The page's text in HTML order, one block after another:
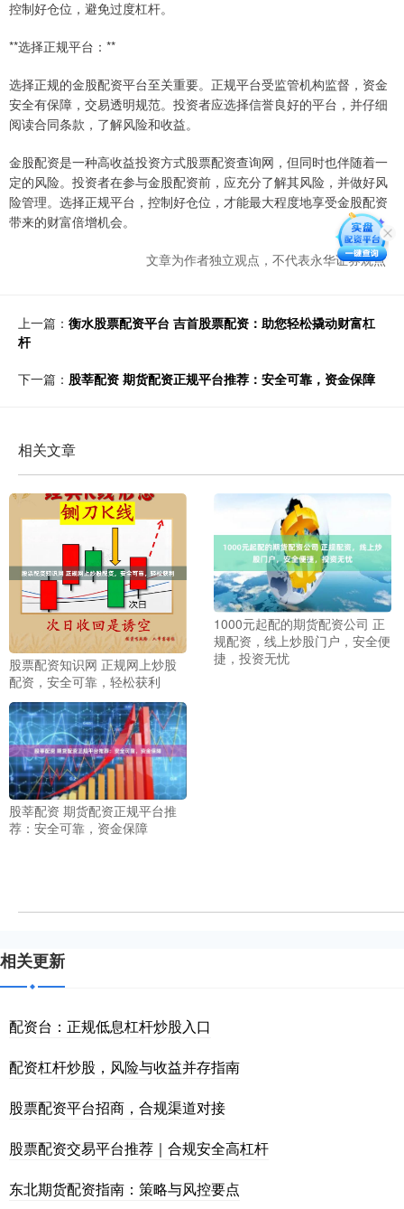
控制好仓位，避免过度杠杆。
**选择正规平台：**
选择正规的金股配资平台至关重要。正规平台受监管机构监督，资金
安全有保障，交易透明规范。投资者应选择信誉良好的平台，并仔细
阅读合同条款，了解风险和收益。
金股配资是一种高收益投资方式股票配资查询网，但同时也伴随着一
定的风险。投资者在参与金股配资前，应充分了解其风险，并做好风
险管理。选择正规平台，控制好仓位，才能最大程度地享受金股配资
带来的财富倍增机会。
文章为作者独立观点，不代表永华证券观点
上一篇： 衡水股票配资平台 吉首股票配资：助您轻松撬动财富杠
杆
下一篇： 股莘配资 期货配资正规平台推荐：安全可靠，资金保障
相关文章
股票配资知识网 正规网上炒股
配资，安全可靠，轻松获利
1000元起配的期货配资公司 正
规配资，线上炒股门户，安全便
捷，投资无忧
股莘配资 期货配资正规平台推
荐：安全可靠，资金保障
相关更新
配资台：正规低息杠杆炒股入口
配资杠杆炒股，风险与收益并存指南
股票配资平台招商，合规渠道对接
股票配资交易平台推荐｜合规安全高杠杆
东北期货配资指南：策略与风控要点